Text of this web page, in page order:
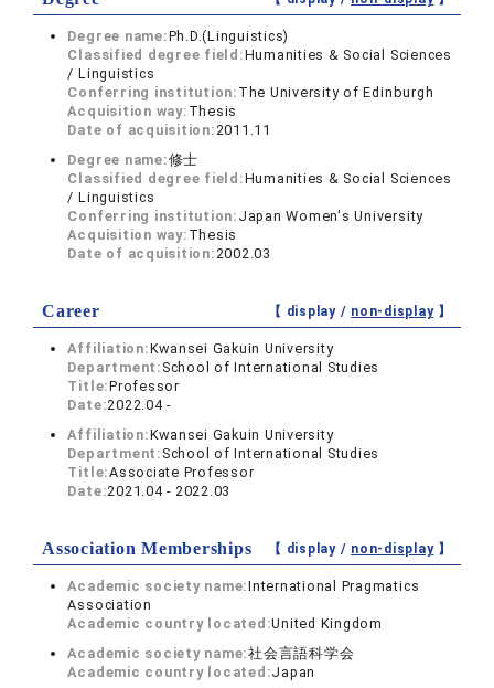
Degree name:Ph.D.(Linguistics)
Classified degree field:Humanities & Social Sciences
/ Linguistics
Conferring institution: The University of Edinburgh
Acquisition way: Thesis
Date of acquisition:2011.11
Degree name:修士
Classified degree field:Humanities & Social Sciences
/ Linguistics
Conferring institution: Japan Women's University
Acquisition way: Thesis
Date of acquisition:2002.03
Career 【 display / non-display】
Affiliation:Kwansei Gakuin University
Department: School of International Studies
Title:Professor
Date:2022.04 -
Affiliation:Kwansei Gakuin University
Department: School of International Studies
Title:Associate Professor
Date:2021.04 - 2022.03
Association Memberships 【 display / non-display】
Academic society name:International Pragmatics
Association
Academic country located:United Kingdom
Academic society name:社会言語科学会
Academic country located:Japan